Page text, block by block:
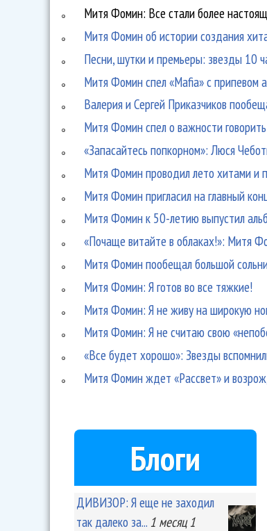
Митя Фомин: Все стали более
Митя Фомин об истории создания
Песни, шутки и премьеры: звезды 10
Митя Фомин спел «Mafia» с припевом
Валерия и Сергей Приказчиков
Митя Фомин спел о важности
«Запасайтесь попкорном»: Люся
Митя Фомин проводил лето хитами и
Митя Фомин пригласил на главный
Митя Фомин к 50-летию выпустил
«Почаще витайте в облаках!»: Митя
Митя Фомин пообещал большой
Митя Фомин: Я готов во все тяжкие!
Митя Фомин: Я не живу на широкую
Митя Фомин: Я не считаю свою
«Все будет хорошо»: Звезды
Митя Фомин ждет «Рассвет» и
Блоги
ДИВИЗОР: Я еще не заходил
так далеко за... 1 месяц 1